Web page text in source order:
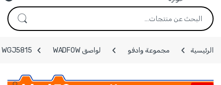
البحث عن:
الرئيسية مجموعة وادفو لواصق WADFOW WGJ5815 - سيليكون حراري عبوة 1 كغ ماركة WADFOW